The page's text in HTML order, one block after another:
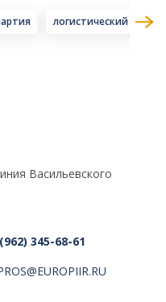
логистический
Васильевского
345-68-61